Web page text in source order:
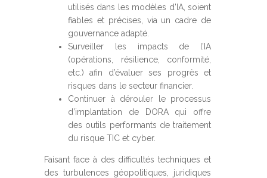
utilisés dans les modèles d’IA, soient
fiables et précises, via un cadre de
gouvernance adapté.
Surveiller les impacts de l’IA
(opérations, résilience, conformité,
etc.) afin d’évaluer ses progrès et
risques dans le secteur financier.
Continuer à dérouler le processus
d’implantation de DORA qui offre
des outils performants de traitement
du risque TIC et cyber.
Faisant face à des difficultés techniques et
des turbulences géopolitiques, juridiques